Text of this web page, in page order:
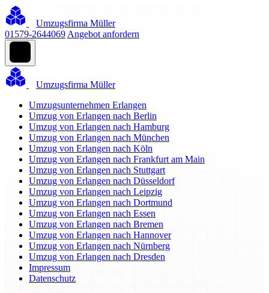
Umzugsfirma Müller
01579-2644069 Angebot anfordern
Umzugsfirma Müller
Umzugsunternehmen Erlangen
Umzug von Erlangen nach Berlin
Umzug von Erlangen nach Hamburg
Umzug von Erlangen nach München
Umzug von Erlangen nach Köln
Umzug von Erlangen nach Frankfurt am Main
Umzug von Erlangen nach Stuttgart
Umzug von Erlangen nach Düsseldorf
Umzug von Erlangen nach Leipzig
Umzug von Erlangen nach Dortmund
Umzug von Erlangen nach Essen
Umzug von Erlangen nach Bremen
Umzug von Erlangen nach Hannover
Umzug von Erlangen nach Nürnberg
Umzug von Erlangen nach Dresden
Impressum
Datenschutz